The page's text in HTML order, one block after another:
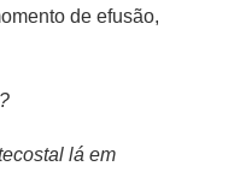
de efusão,
lá em